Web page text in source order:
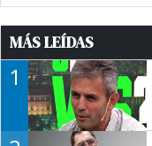
MÁS LEÍDAS
1